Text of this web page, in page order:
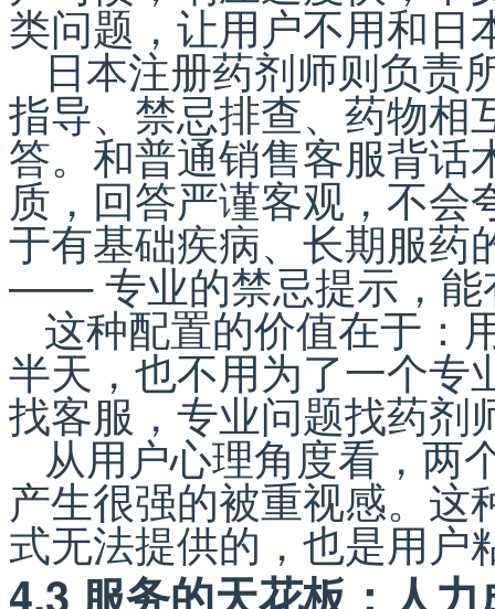
类问题，让用户不用和日
日本注册药剂师则负责
指导、禁忌排查、药物相
答。和普通销售客服背话
质，回答严谨客观，不
于有基础疾病、长期服药
—— 专业的禁忌提示，能
这种配置的价值在于：
半天，也不用为了一个专
找客服，专业问题找药剂
从用户心理角度看，两
产生很强的被重视感。
式无法提供的，也是用户
4.3 服务的天花板：人